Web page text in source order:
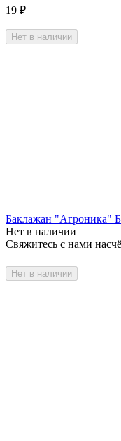
19 ₽
Нет в наличии
Баклажан "Агроника"
Нет в наличии
Свяжитесь с нами
Нет в наличии